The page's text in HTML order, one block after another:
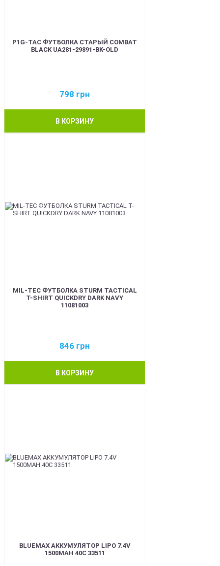
P1G-TAC ФУТБОЛКА СТАРЫЙ COMBAT
BLACK UA281-29891-BK-OLD
798 грн
В КОРЗИНУ
MIL-TEC ФУТБОЛКА STURM TACTICAL
T-SHIRT QUICKDRY DARK NAVY
11081003
846 грн
В КОРЗИНУ
BLUEMAX АККУМУЛЯТОР LIPO 7.4V
1500MAH 40C 33511